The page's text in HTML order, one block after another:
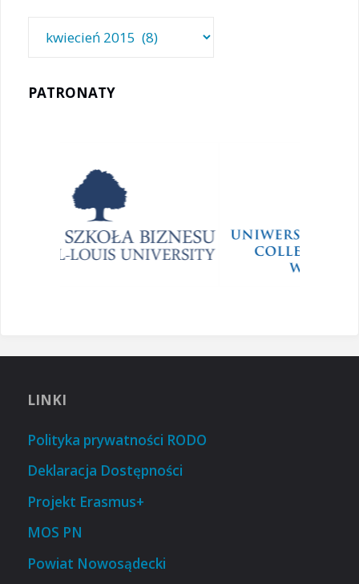
PATRONATY
LINKI
Polityka prywatności RODO
Deklaracja Dostępności
Projekt Erasmus+
MOS PN
Powiat Nowosądecki